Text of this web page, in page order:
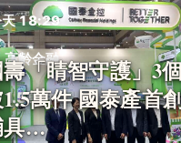
天 18:29
高齡金融
1.5萬件
「睛智守護」3
萬件 國泰產首
具…